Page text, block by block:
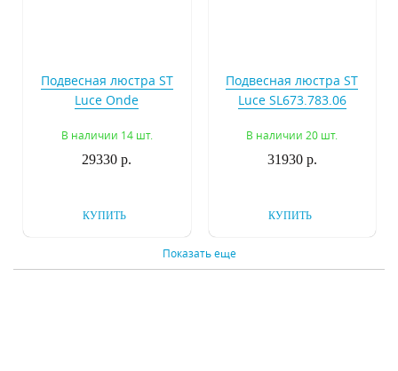
Подвесная люстра ST
Luce Onde
В наличии 14 шт.
29330 р.
КУПИТЬ
Подвесная люстра ST
Luce SL673.783.06
В наличии 20 шт.
31930 р.
КУПИТЬ
Показать еще